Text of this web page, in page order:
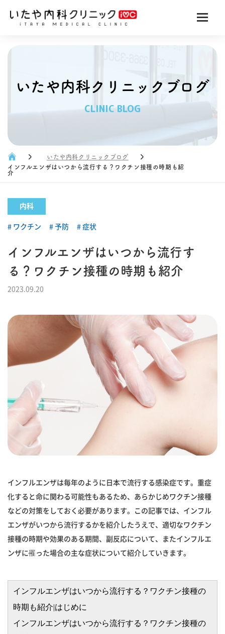
いたや内科クリニックブログ
CLINIC BLOG
いたや内科クリニックブログ
インフルエンザはいつから流行する？ワクチン接種の時期も紹
介
内科
ワクチン 予防 症状
インフルエンザはいつから流行す
る？ワクチン接種の時期も紹介
2023.09.20
インフルエンザは毎年のように日本で流行する感染症です。重症
化すると命に関わる可能性もあるため、あらかじめワクチン接種
などの対策をしておく必要があります。この記事では、インフル
エンザがいつから流行するかを紹介したうえで、適切なワクチン
接種の時期や効果のある期間、副反応について、またインフルエ
ンザに罹った場合の主な症状について紹介していきます。
インフルエンザはいつから流行する？ワクチン接種の
時期も紹介|はじめに
インフルエンザはいつから流行する？ワクチン接種の